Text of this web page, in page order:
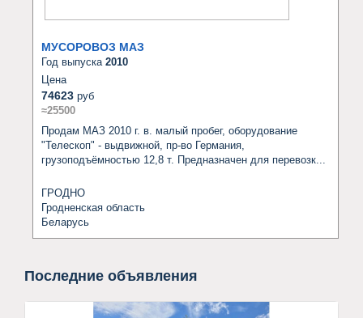
МУСОРОВОЗ МАЗ
Год выпуска 2010
Цена
74623 руб
≈25500
Продам МАЗ 2010 г. в. малый пробег, оборудование
"Телескоп" - выдвижной, пр-во Германия,
грузоподъёмностью 12,8 т. Предназначен для перевозк...
ГРОДНО
Гродненская область
Беларусь
Последние объявления